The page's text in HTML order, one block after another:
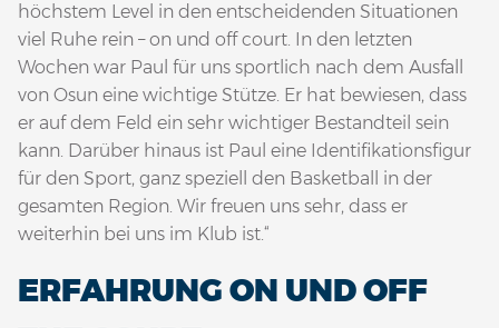
höchstem Level in den entscheidenden Situationen
viel Ruhe rein – on und off court. In den letzten
Wochen war Paul für uns sportlich nach dem Ausfall
von Osun eine wichtige Stütze. Er hat bewiesen, dass
er auf dem Feld ein sehr wichtiger Bestandteil sein
kann. Darüber hinaus ist Paul eine Identifikationsfigur
für den Sport, ganz speziell den Basketball in der
gesamten Region. Wir freuen uns sehr, dass er
weiterhin bei uns im Klub ist.“
ERFAHRUNG ON UND OFF